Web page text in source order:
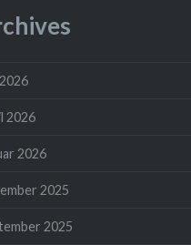
2026
2026
2025
2025